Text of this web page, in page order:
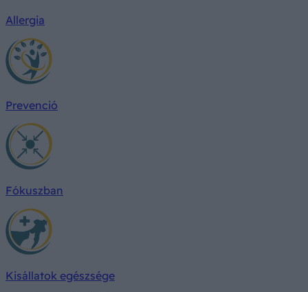
Allergia
Prevenció
Fókuszban
Kisállatok egészsége